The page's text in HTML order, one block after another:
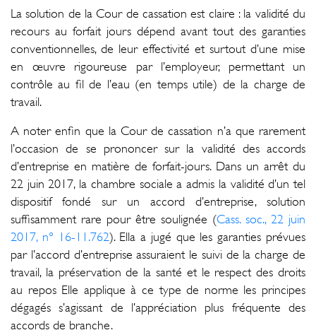
La solution de la Cour de cassation est claire : la validité du
recours au forfait jours dépend avant tout des garanties
conventionnelles, de leur effectivité et surtout d’une mise
en œuvre rigoureuse par l’employeur, permettant un
contrôle au fil de l’eau (en temps utile) de la charge de
travail.
A noter enfin que la Cour de cassation n’a que rarement
l’occasion de se prononcer sur la validité des accords
d’entreprise en matière de forfait-jours. Dans un arrêt du
22 juin 2017, la chambre sociale a admis la validité d’un tel
dispositif fondé sur un accord d’entreprise, solution
suffisamment rare pour être soulignée (Cass. soc., 22 juin
2017, n° 16-11.762). Ella a jugé que les garanties prévues
par l’accord d’entreprise assuraient le suivi de la charge de
travail, la préservation de la santé et le respect des droits
au repos Elle applique à ce type de norme les principes
dégagés s’agissant de l’appréciation plus fréquente des
accords de branche.